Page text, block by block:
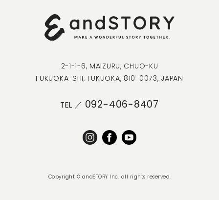
2-1-1-6, MAIZURU, CHUO-KU
FUKUOKA-SHI, FUKUOKA, 810-0073, JAPAN
TEL ／ 092-406-8407
Copyright © andSTORY Inc. all rights reserved.